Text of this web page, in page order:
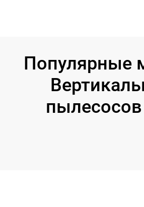
Популярные
пылесосов